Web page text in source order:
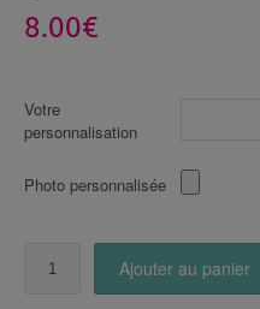
8.00€
Votre
personnalisation
Photo personnalisée
Ajouter au panier